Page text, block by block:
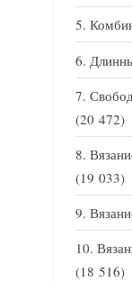
(20 472)
(19 033)
(18 516)